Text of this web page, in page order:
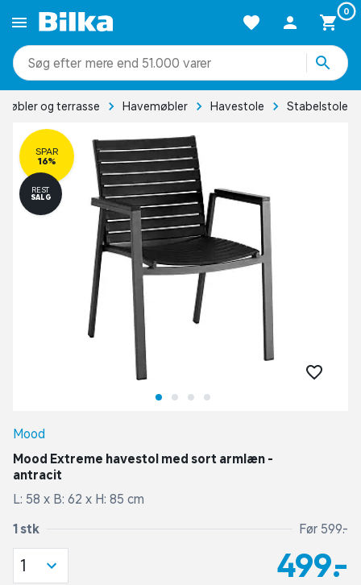
0
mere end 51.000 varer
og terrasse Havemøbler Havestole Stabelstole
SPAR
16%
REST
SALG
Mood
Mood Extreme havestol med sort armlæn -
antracit
L: 58 x B: 62 x H: 85 cm
1 stk Før 599,-
499,-
1